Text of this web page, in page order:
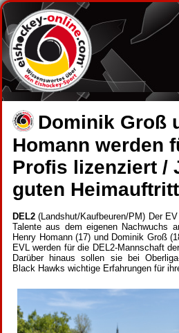
Do­mi­nik Groß
Ho­mann wer­den
Pro­fis li­zen­ziert /
guten Heimauftritt
DEL2 (Landshut/Kaufbeuren/PM) Der
Talente aus dem eigenen Nachwuchs
Henry Homann (17) und Dominik Groß
EVL werden für die DEL2-Mannschaft
Darüber hinaus sollen sie bei
Black Hawks wichtige Erfahrungen für